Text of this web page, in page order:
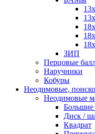
ЗИП
Перцовые
Наручники
Кобуры
Неодимовые,
Неодимовые
Диск /
Квадрат